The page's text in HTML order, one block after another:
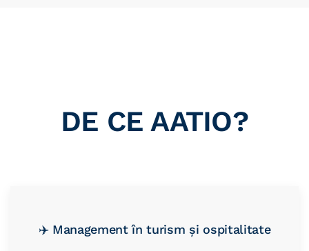
DE CE AATIO?
✈️ Management în turism și ospitalitate